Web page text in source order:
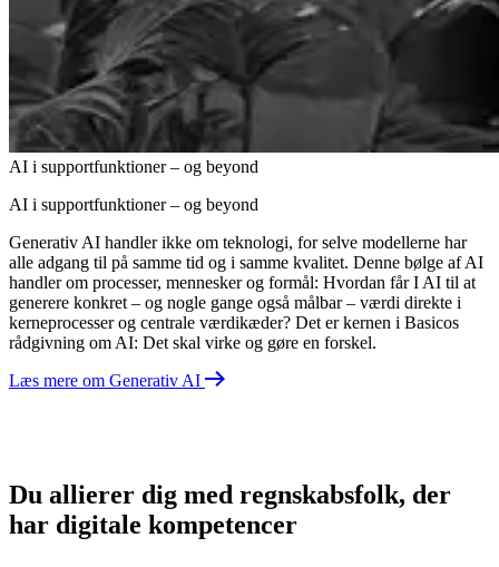
AI i supportfunktioner – og beyond
AI i supportfunktioner – og beyond
Generativ AI handler ikke om teknologi, for selve modellerne har
alle adgang til på samme tid og i samme kvalitet. Denne bølge af AI
handler om processer, mennesker og formål: Hvordan får I AI til at
generere konkret – og nogle gange også målbar – værdi direkte i
kerneprocesser og centrale værdikæder? Det er kernen i Basicos
rådgivning om AI: Det skal virke og gøre en forskel.
Læs mere om Generativ AI
Du allierer dig med regnskabsfolk, der
har digitale kompetencer